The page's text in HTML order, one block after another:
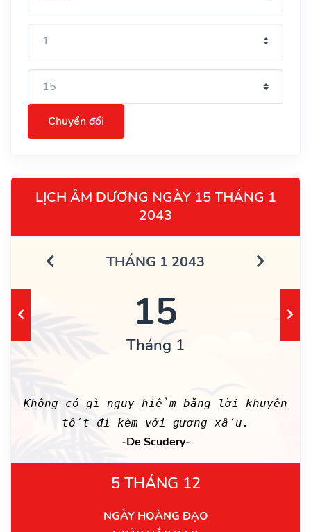
Chuyển đổi
LỊCH ÂM DƯƠNG NGÀY 15 THÁNG 1
2043
THÁNG 1 2043
15
Tháng 1
Không có gì nguy hiểm bằng lời khuyên
tốt đi kèm với gương xấu.
-De Scudery-
5 THÁNG 12
NGÀY HOÀNG ĐẠO